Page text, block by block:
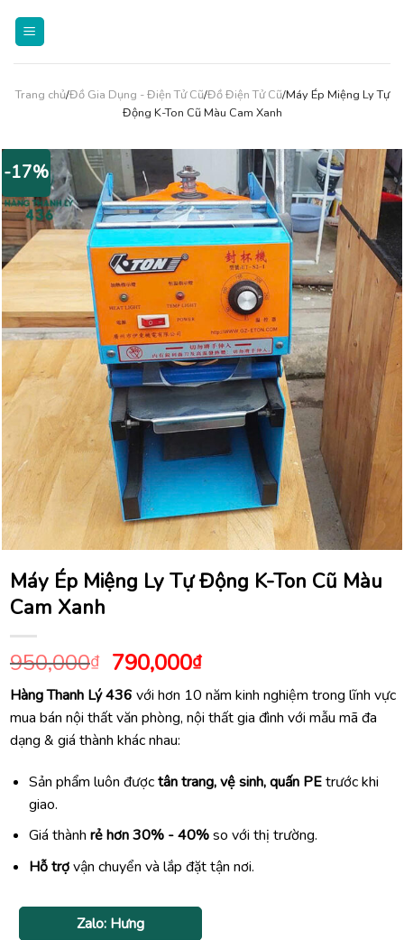
Trang chủ/Đồ Gia Dụng - Điện Tử Cũ/Đồ Điện Tử Cũ/Máy Ép Miệng Ly Tự
Động K-Ton Cũ Màu Cam Xanh
-17%
Máy Ép Miệng Ly Tự Động K-Ton Cũ Màu
Cam Xanh
950,000₫ Giá
gốc
là:
950,000₫.
790,000₫Giá
hiện
tại
là:
Hàng Thanh Lý 436 với hơn 10 năm kinh nghiệm trong lĩnh vực
mua bán nội thất văn phòng, nội thất gia đình với mẫu mã đa
dạng & giá thành khác nhau:
Sản phẩm luôn đượctân trang, vệ sinh, quấn PEtrước khi
giao.
Giá thành rẻ hơn 30% - 40%so với thị trường.
Hỗ trợvận chuyển và lắp đặt tận nơi.
Zalo: Hưng